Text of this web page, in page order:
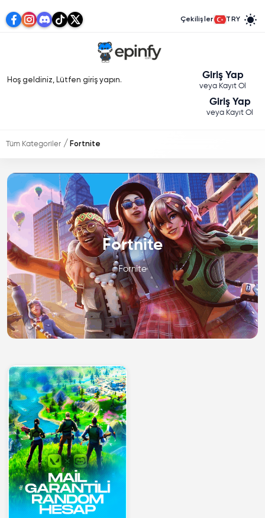
Çekilişler TRY
Hoş geldiniz, Lütfen giriş yapın. Giriş Yap
veya Kayıt Ol
Giriş Yap
veya Kayıt Ol
Tüm Kategoriler Fortnite
Fortnite
Fornite